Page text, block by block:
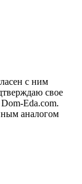
с ним
свое
Dom-Eda.com.
аналогом